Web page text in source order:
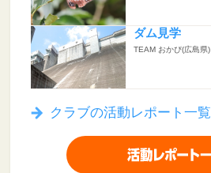
ダム見学
TEAM おかぴ(広島県)
クラブの活動レポート一覧